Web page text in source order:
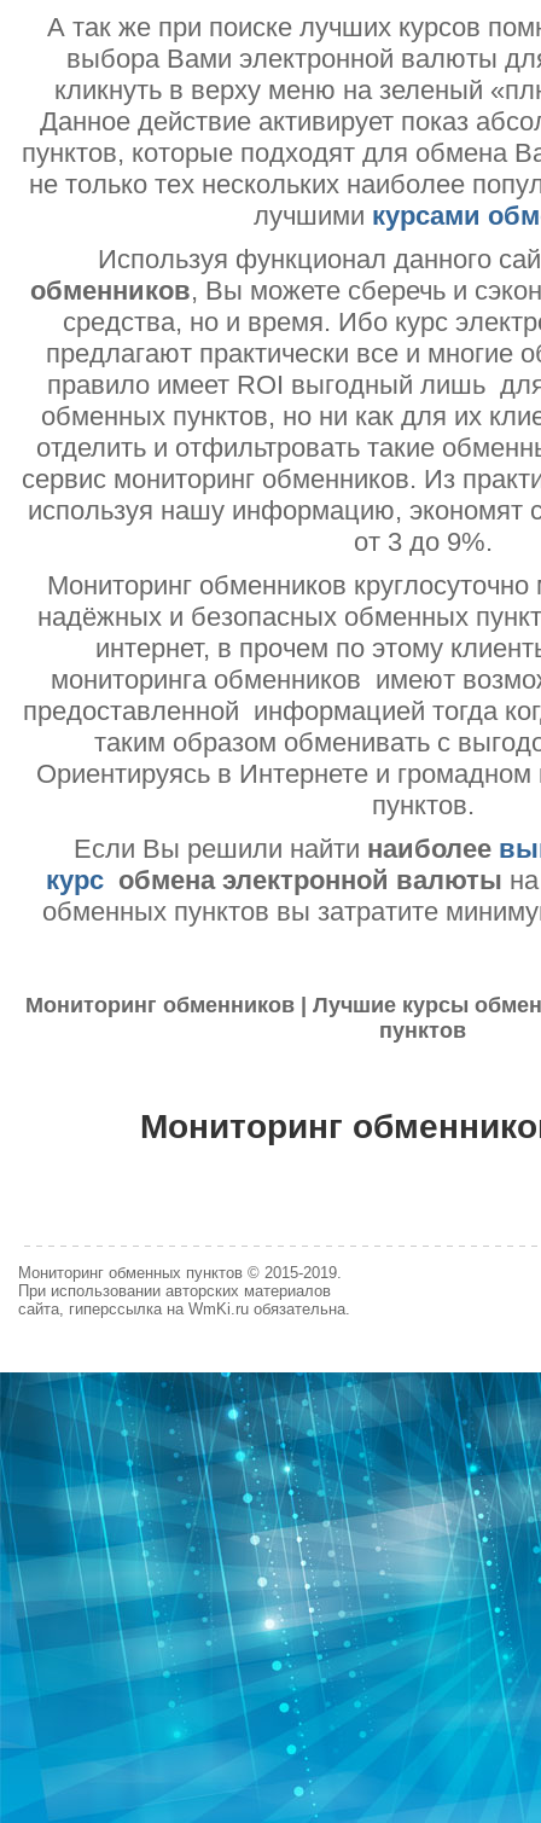
А так же при поиске лучших курсов
выбора Вами электронной валюты
кликнуть в верху меню на зеленый
Данное действие активирует показ
пунктов, которые подходят для обмена
не только тех нескольких наиболее
лучшими курсами
Используя функционал данного
обменников, Вы можете сберечь и
средства, но и время. Ибо курс
предлагают практически все и многие
правило имеет ROI выгодный лишь
обменных пунктов, но ни как для их
отделить и отфильтровать такие
сервис мониторинг обменников. Из
используя нашу информацию, экономят
от 3 до 9%.
Мониторинг обменников круглосуточно
надёжных и безопасных обменных
интернет, в прочем по этому
мониторинга обменников имеют
предоставленной информацией тогда
таким образом обменивать с
Ориентируясь в Интернете и
пунктов.
Если Вы решили найти наиболее
курс обмена электронной валюты
обменных пунктов вы затратите
Мониторинг обменников | Лучшие курсы
пунктов
Мониторинг
Мониторинг обменных пунктов © 2015-2019.
При использовании авторских материалов
сайта, гиперссылка на WmKi.ru обязательна.